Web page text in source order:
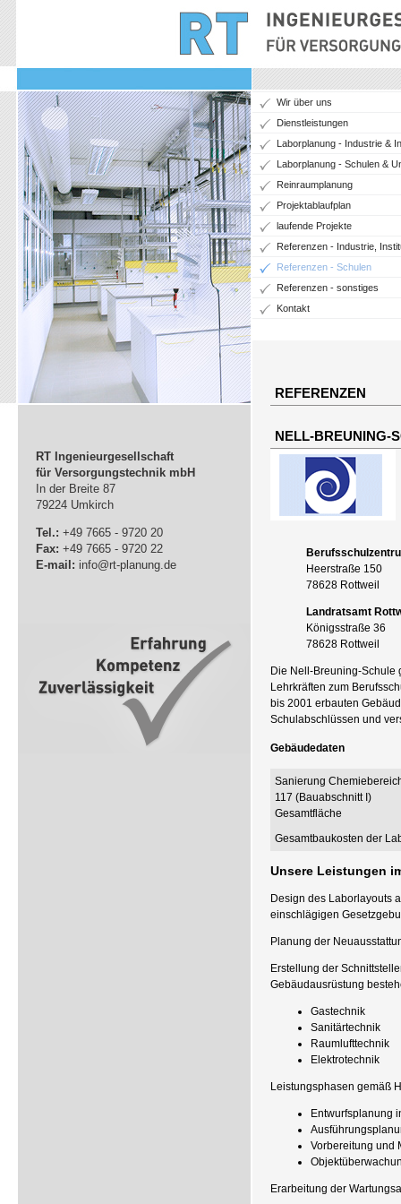
RT Ingenieurgesellschaft
für Versorgungstechnik mbH
In der Breite 87
79224 Umkirch
Tel.: +49 7665 - 9720 20
Fax: +49 7665 - 9720 22
E-mail: info@rt-planung.de
Wir über uns
Dienstleistungen
Laborplanung - Industrie &
Laborplanung - Schulen &
Reinraumplanung
Projektablaufplan
laufende Projekte
Referenzen - Industrie,
Referenzen - Schulen
Referenzen - sonstiges
Kontakt
REFERENZEN
NELL-BREUNING-
Heerstraße 150
78628 Rottweil
Landratsamt
Königsstraße 36
78628 Rottweil
Die Nell-Breuning-Schule
Lehrkräften zum
bis 2001 erbauten
Schulabschlüssen und
Gebäudedaten
Sanierung
117 (Bauabschnitt I)
Gesamtfläche
Gesamtbaukosten der
Unsere Leistungen
Design des Laborlayouts
einschlägigen
Planung der
Erstellung der
Gebäudausrüstung
Gastechnik
Sanitärtechnik
Raumlufttechnik
Elektrotechnik
Leistungsphasen gemäß
Entwurfsplanung
Vorbereitung und
Erarbeitung der